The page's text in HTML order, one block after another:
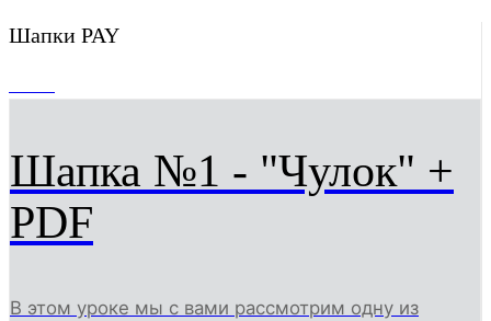
Шапки PAY
Шапка №1 - "Чулок" +
PDF
В этом уроке мы с вами рассмотрим одну из